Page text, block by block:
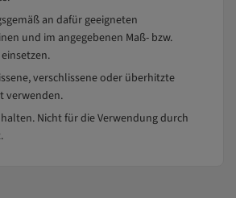
an dafür geeigneten
und im angegebenen Maß- bzw.
verschlissene oder überhitzte
verwenden.
Nicht für die Verwendung durch